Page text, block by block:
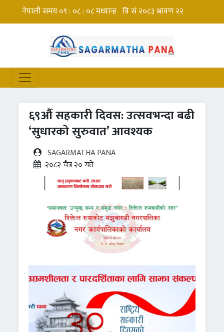
६९औँ सहकारी दिवस: उत्सवभन्दा बढी
‘सुधारको सुरुवात’ आवश्यक
SAGARMATHA PANA
२०८२ चैत्र २० गते